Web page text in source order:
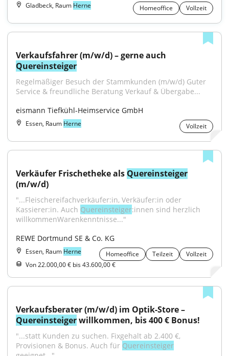
Gladbeck, Raum Herne Homeoffice Vollzeit
Quereinsteiger
Regelmäßiger Besuch der Stammkunden (m/w/d) Guter
Service & freundliche Beratung Verkauf & Übergabe...
eismann Tiefkühl-Heimservice GmbH
Essen, Raum Herne Vollzeit
Verkäufer Frischetheke als Quereinsteiger
(m/w/d)
"...Fleischereifachverkäufer:in, Verkäufer:in oder
Kassierer:in. Auch Quereinsteiger:innen sind herzlich
willkommenWarenkenntnisse..."
REWE Dortmund SE & Co. KG
Essen, Raum Herne Homeoffice Teilzeit
Vollzeit
Von 22.000,00 € bis 43.600,00 €
Quereinsteiger willkommen, bis 400 € Bonus!
"...statt Kunden zu suchen. Fixgehalt ab 2.400 €,
Provisionen & Bonus. Auch für Quereinsteiger